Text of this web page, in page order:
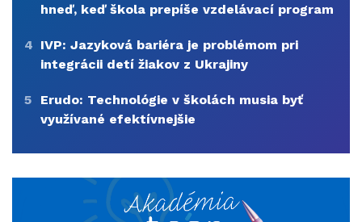
hneď, keď škola prepíše vzdelávací program
4 IVP: Jazyková bariéra je problémom pri
integrácii detí žiakov z Ukrajiny
5
Erudo: Technológie v školách musia byť
využívané efektívnejšie